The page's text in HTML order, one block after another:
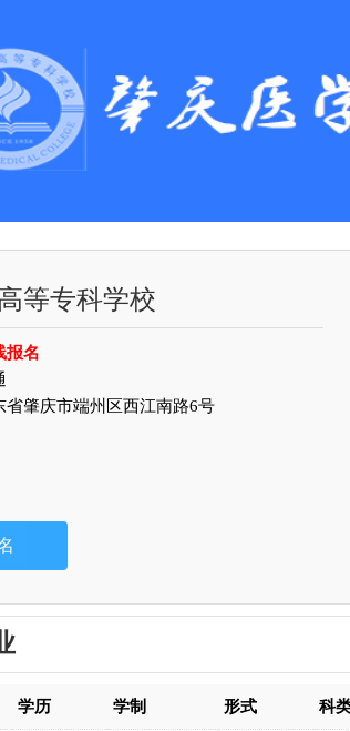
等专科学校
报名
省肇庆市端州区西江南路6号
学历 学制 形式 科